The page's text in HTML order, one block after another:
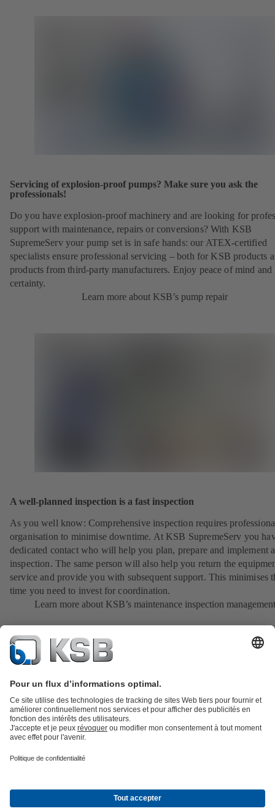
Servicing of explosion-proof pumps? Make sure you ask the
professionals!
Do you have explosion-proof machinery and are looking for
support with maintenance, repairs or conversions? With KSB
SupremeServ your pump set is in safe hands: our ATEX-certified
specialists ensure professional servicing – both for KSB products
products from third-party manufacturers. Enjoy peace of mind and
certainty.
Learn more about KSB’s pump repair
A well-planned inspection is a fast inspection
As you well know: Comprehensive inspection requires
organisation to minimise downtime. At KSB SupremeServ you
dedicated contact who will help you plan, prepare and implement
inspection. The same person will also help you return the
service and provide you with subsequent support. This minimises
time you need to invest for coordination.
Learn more about KSB’s maintenance inspection management
service : service premium pour les pompes et les robinets